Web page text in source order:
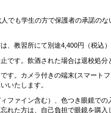
でも学生の方で保護者の承諾の
、教習所にて別途4,400円（税込
です。飲酒された場合は退校処分
す。カメラ付きの端末(スマート
いたします。
ファイン含む）、色つき眼鏡での
れた方は、自己負担で眼鏡を購入